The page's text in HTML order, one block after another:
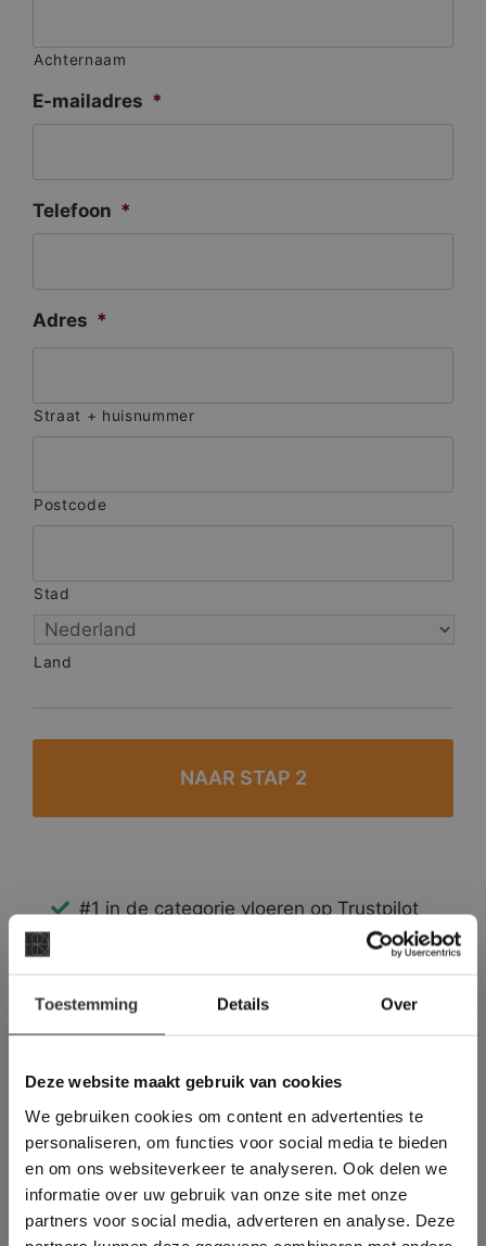
Toestemming Details Over
Deze website maakt gebruik van cookies
We gebruiken cookies om content en advertenties te
personaliseren, om functies voor social media te bieden
en om ons websiteverkeer te analyseren. Ook delen we
informatie over uw gebruik van onze site met onze
partners voor social media, adverteren en analyse. Deze
Achternaam
E-mailadres *
Telefoon *
Adres *
Straat + huisnummer
Postcode
Stad
Land
#1 in de categorie vloeren op Trustpilot
Binnen 24 uur een passende offerte
Meer dan 500 m2 showroom
Deze website maakt
gebruik van cookies.
This Cookie Banner was deleted and is no
longer working. Please contact the website
administrator.
Deze website gebruikt cookies om de
gebruikerservaring te verbeteren. Door
gebruik te maken van onze website geeft u
toestemming voor alle cookies in
overeenstemming met ons cookiebeleid.Lees
verder